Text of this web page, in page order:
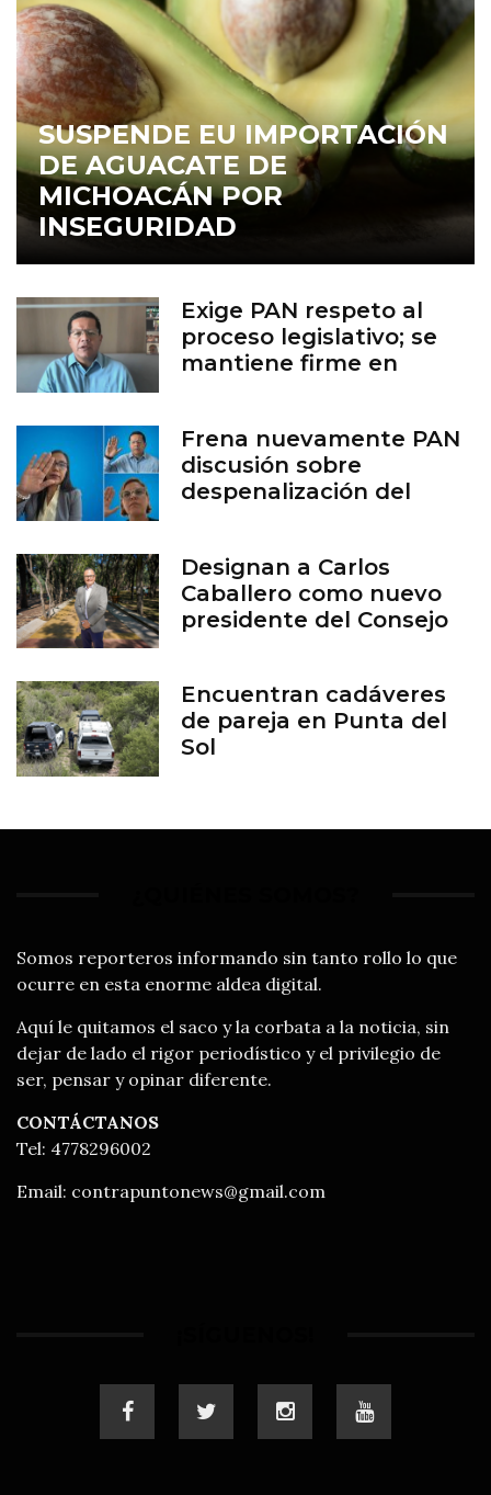
SUSPENDE EU IMPORTACIÓN
DE AGUACATE DE
MICHOACÁN POR
INSEGURIDAD
Exige PAN respeto al
proceso legislativo; se
mantiene firme en
Frena nuevamente PAN
discusión sobre
despenalización del
Designan a Carlos
Caballero como nuevo
presidente del Consejo
Encuentran cadáveres
de pareja en Punta del
Sol
Somos reporteros informando sin tanto rollo lo que
ocurre en esta enorme aldea digital.
Aquí le quitamos el saco y la corbata a la noticia, sin
dejar de lado el rigor periodístico y el privilegio de
ser, pensar y opinar diferente.
CONTÁCTANOS
Tel: 4778296002
Email: contrapuntonews@gmail.com